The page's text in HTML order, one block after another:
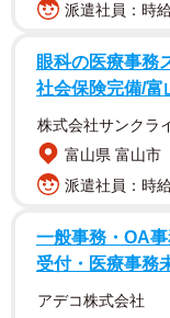
そのため、「今日
（誘われてない！
ました。しばらく
ます。
派遣社員：時
眼科の医療事務
社会保険完備/富
株式会社サンクラ
富山県 富山市
派遣社員：時
一般事務・OA
受付・医療事務
アデコ株式会社